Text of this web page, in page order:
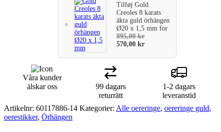
TilføjGold
Creoles 8 karats
äkta guld örhängen
Ø20 x 1,5 mmfor
895,00kr
570,00kr
Våra kunder
älskar oss
99 dagars
returrätt
1-2 dagars
leveranstid
Artikelnr: 60117886-14 Kategorier: Alle oereringe, oereringe guld,
oerestikker, Örhängen